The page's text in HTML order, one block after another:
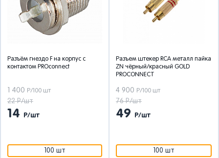
Разъём гнездо F на корпус с
контактом PROconnect
1 400 Р/100 шт
22 Р/шт
14 Р/шт
100 шт
Разъем штекер RCA металл пайка
ZN чёрный/красный GOLD
PROCONNECT
4 900 Р/100 шт
76 Р/шт
49 Р/шт
100 шт